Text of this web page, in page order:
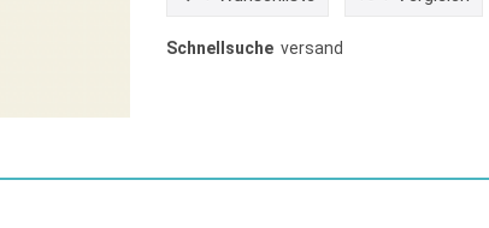
Schnellsuche versand